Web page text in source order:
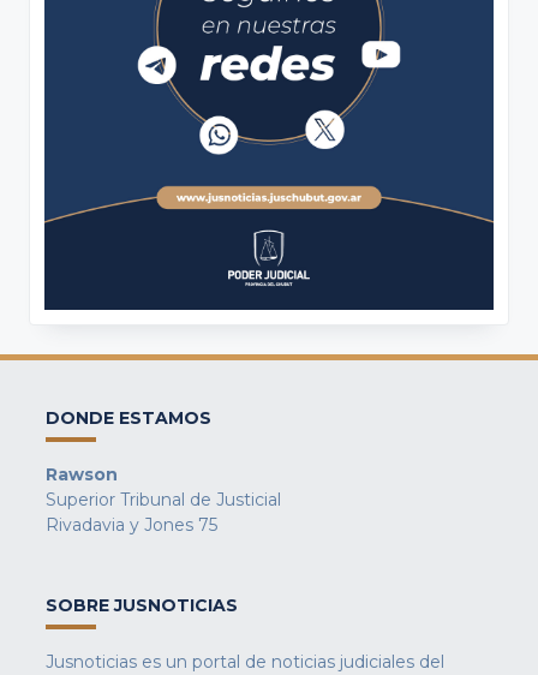
DONDE ESTAMOS
Rawson
Superior Tribunal de Justicial
Rivadavia y Jones 75
SOBRE JUSNOTICIAS
Jusnoticias es un portal de noticias judiciales del